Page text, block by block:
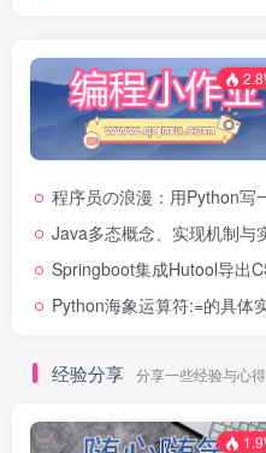
程序员の浪漫：用Python写
Java多态概念、实现机制与
Springboot集成Hutool导出
Python海象运算符:=的具体
经验分享 分享一些经验与心得